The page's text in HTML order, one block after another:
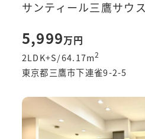
サンティール三鷹サウ
5,999万円
2LDK+S/64.17m2
東京都三鷹市下連雀9-2-5